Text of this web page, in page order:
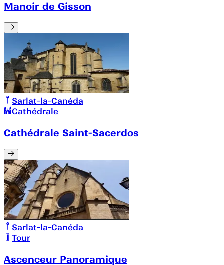
Manoir de Gisson
Sarlat-la-Canéda
Cathédrale
Cathédrale Saint-Sacerdos
Sarlat-la-Canéda
Tour
Ascenceur Panoramique